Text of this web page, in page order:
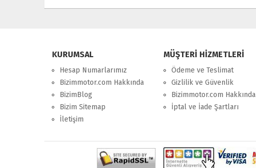
KURUMSAL
Hesap Numarlarımız
Bizimmotor.com Hakkında
BizimBlog
Bizim Sitemap
İletişim
MÜŞTERİ HİZMETLERİ
Ödeme ve Teslimat
Gizlilik ve Güvenlik
Bizimmotor.com Hakkında
İptal ve İade Şartları